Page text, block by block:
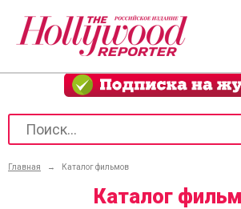
Главная → Каталог фильмов
Каталог